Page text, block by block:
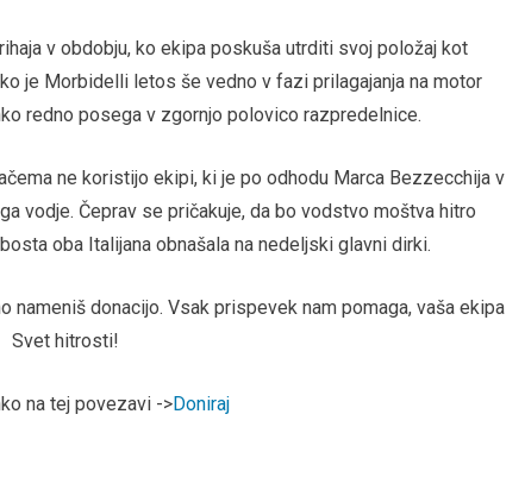
v obdobju, ko ekipa poskuša utrditi svoj položaj kot
je Morbidelli letos še vedno v fazi prilagajanja na motor
redno posega v zgornjo polovico razpredelnice.
ne koristijo ekipi, ki je po odhodu Marca Bezzecchija v
vodje. Čeprav se pričakuje, da bo vodstvo moštva hitro
oba Italijana obnašala na nedeljski glavni dirki.
nameniš donacijo. Vsak prispevek nam pomaga, vaša ekipa
Svet hitrosti!
na tej povezavi ->Doniraj